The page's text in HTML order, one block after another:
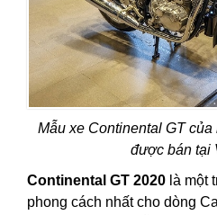
Mẫu xe Continental GT
được bán tại
Continental GT 2020 là một
phong cách nhất cho dòng